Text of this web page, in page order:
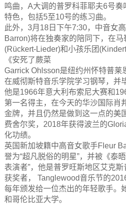
鸣曲，A大调的普罗科菲耶夫6号
特色，包括5至10号的练习曲。
此外，3月18日下午7:30，中音女
Barron)将在独奏家的陪同下，在
(Rückert-Lieder)和小孩乐团
《安死了蕨菜
Garrick Ohlsson是纽约州怀特普莱
在威彻斯特音乐学院学习钢琴，并
他是1966年意大利布索尼大赛和
第一名得主，在今天的华沙国际肖
金牌，并且仍然是做到这一点的美
费舍尔奖，2018年获得波兰的
化功绩。
英国新加坡籍中高音女歌手Fleur
誉为“超凡脱俗的明星”，并被《泰
表演者”，他是普罗旺斯地区艾克
获奖者， Tanglewood音乐节的
每年颁发给一位杰出的年轻歌手。
和哥伦比亚大学。